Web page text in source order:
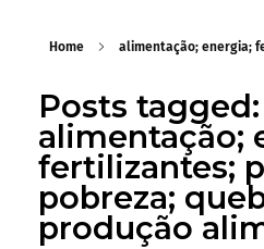
Home alimentação; energia;
Posts tagged:
alimentação;
fertilizantes;
pobreza;
produção